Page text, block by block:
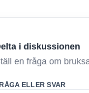
i diskussionen
en fråga om
ELLER SVAR